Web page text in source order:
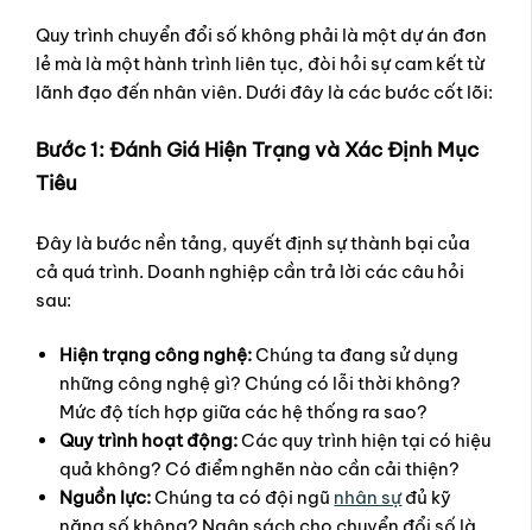
Quy trình chuyển đổi số không phải là một dự án đơn
lẻ mà là một hành trình liên tục, đòi hỏi sự cam kết từ
lãnh đạo đến nhân viên. Dưới đây là các bước cốt lõi:
Bước 1: Đánh Giá Hiện Trạng và Xác Định Mục
Tiêu
Đây là bước nền tảng, quyết định sự thành bại của
cả quá trình. Doanh nghiệp cần trả lời các câu hỏi
sau:
Hiện trạng công nghệ:Chúng ta đang sử dụng
những công nghệ gì? Chúng có lỗi thời không?
Mức độ tích hợp giữa các hệ thống ra sao?
Quy trình hoạt động:Các quy trình hiện tại có hiệu
quả không? Có điểm nghẽn nào cần cải thiện?
Nguồn lực:Chúng ta có đội ngũ nhân sựđủ kỹ